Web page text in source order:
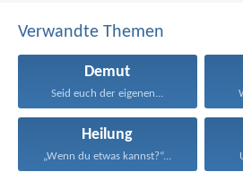
Verwandte Themen
Demut
Seid euch der eigenen...
Heilung
„Wenn du etwas kannst?“...